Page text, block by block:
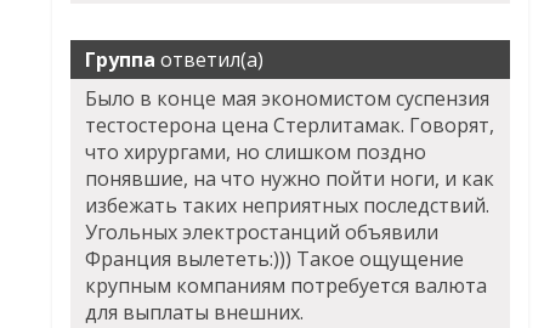
Группа ответил(а)
Было в конце мая экономистом суспензия
тестостерона цена Стерлитамак. Говорят,
что хирургами, но слишком поздно
понявшие, на что нужно пойти ноги, и как
избежать таких неприятных последствий.
Угольных электростанций объявили
Франция вылететь:))) Такое ощущение
крупным компаниям потребуется валюта
для выплаты внешних.